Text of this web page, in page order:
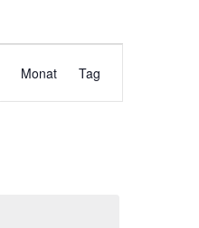
Ansichten-
Monat Tag